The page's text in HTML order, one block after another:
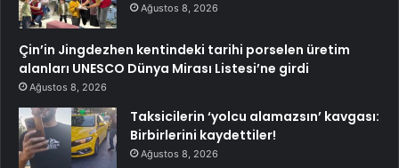
Ağustos 8, 2026
Çin’in Jingdezhen kentindeki tarihi porselen üretim
alanları UNESCO Dünya Mirası Listesi’ne girdi
Ağustos 8, 2026
Taksicilerin ‘yolcu alamazsın’ kavgası:
Birbirlerini kaydettiler!
Ağustos 8, 2026